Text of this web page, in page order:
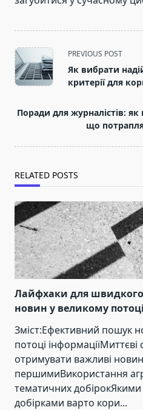
<span
class="nav-
subtitle
reader-
text">Page</span>
PREVIOUS POST
Як вибрати
критерії для
Поради для журналістів: як
що
RELATED POSTS
Лайфхаки для
новин у великому
Зміст:Ефективний пошук
потоці
отримувати важливі
першимиВикористання
тематичних
добірками варто кори...